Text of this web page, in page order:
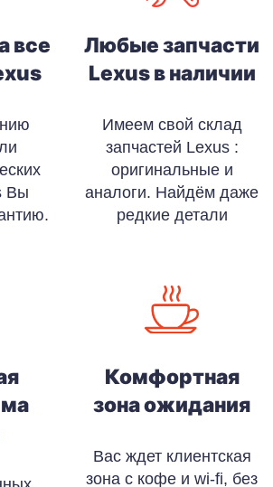
все
Вы
Любые запчасти
Lexus в наличии
Имеем свой склад
запчастей Lexus :
оригинальные и
аналоги. Найдём даже
редкие детали
Комфортная
зона ожидания
Вас ждет клиентская
зона с кофе и wi-fi, без